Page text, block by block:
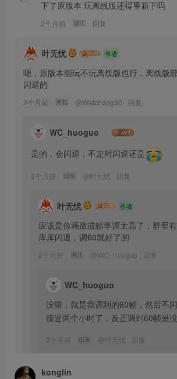
下了原版本 玩离线版还得重新下吗
2个月前 浙江 回复
叶无忧 作者
嗯，原版本能玩不玩离线版也行，离线版
闪退的
2个月前 河北 @Watchdog30 回复
WC_huoguo
是的，会闪退，不定时闪退还是
2个月前 山东 @叶无忧 回复
叶无忧 作者
应该是你画质或帧率调太高了，群里
库库闪退，调60就好了的
2个月前 河北 @WC_huoguo 回复
WC_huoguo
没错，就是我调到的60帧，然后不
接近两个小时了，反正调到60帧是
2个月前 山东 @ 叶无忧 回复
konglin